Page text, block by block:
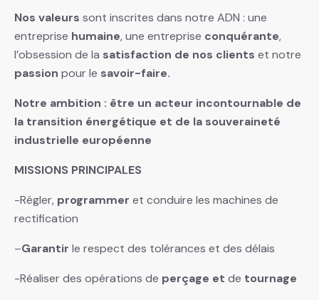
Nos valeurs sont inscrites dans notre ADN : une
entreprise humaine, une entreprise conquérante,
l’obsession de la satisfaction de nos clients et notre
passion pour le savoir-faire.
Notre ambition : être un acteur incontournable de
la transition énergétique et de la souveraineté
industrielle européenne
MISSIONS PRINCIPALES
-Régler, programmer et conduire les machines de
rectification
–Garantir le respect des tolérances et des délais
-Réaliser des opérations de perçage et de tournage